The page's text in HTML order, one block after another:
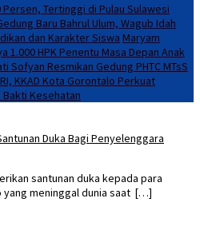
Tertinggi di Pulau Sulawesi
Baru Bahrul Ulum, Wagub Idah
dan Karakter Siswa Maryam
1.000 HPK Penentu Masa Depan Anak
Sofyan Resmikan Gedung PHTC MTsS
KKAD Kota Gorontalo Perkuat
Kesehatan
Duka Bagi Penyelenggara
santunan duka kepada para
meninggal dunia saat […]